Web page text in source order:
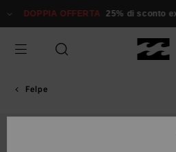
alle
prodotto
DOPPIA OFFERTA 25% di sconto
Felpe